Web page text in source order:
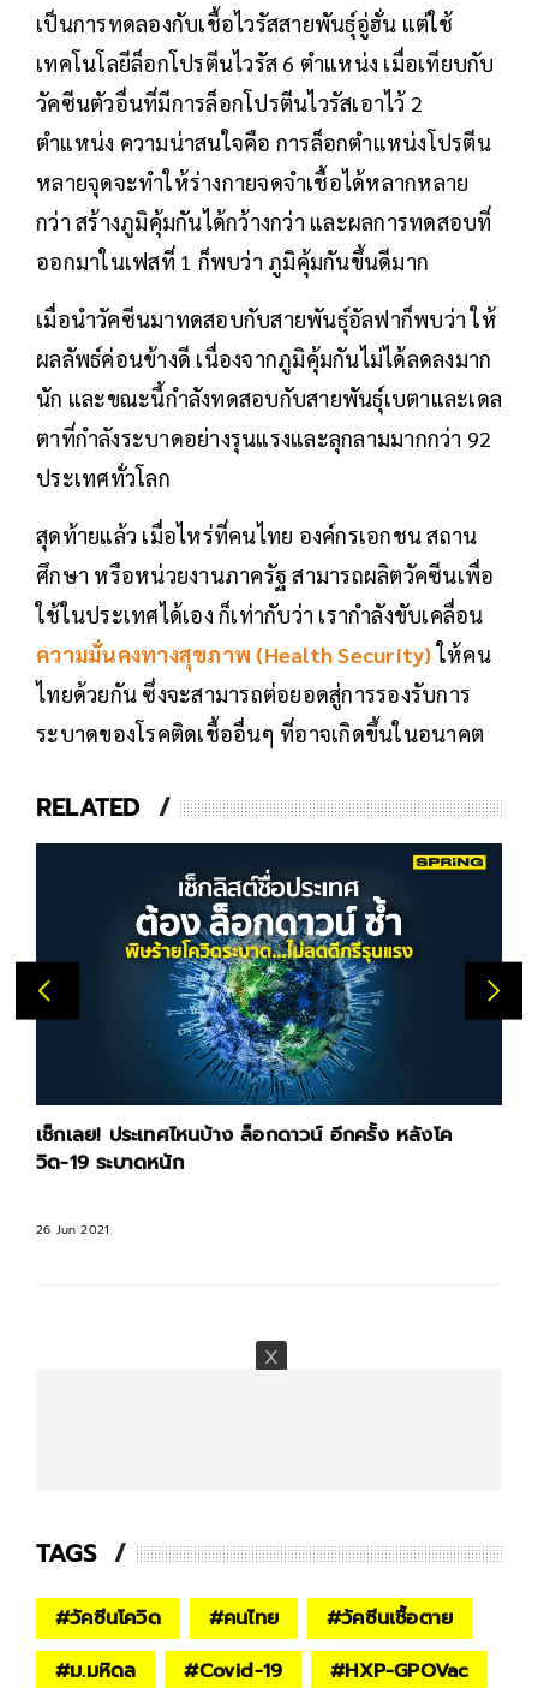
เป็นการทดลองกับเชื้อไวรัสสายพันธุ์อู่ฮั่น แต่ใช้
เทคโนโลยีล็อกโปรตีนไวรัส 6 ตำแหน่ง เมื่อเทียบกับ
วัคซีนตัวอื่นที่มีการล็อกโปรตีนไวรัสเอาไว้ 2
ตำแหน่ง ความน่าสนใจคือ การล็อกตำแหน่งโปรตีน
หลายจุดจะทำให้ร่างกายจดจำเชื้อได้หลากหลาย
กว่า สร้างภูมิคุ้มกันได้กว้างกว่า และผลการทดสอบที่
ออกมาในเฟสที่ 1 ก็พบว่า ภูมิคุ้มกันขึ้นดีมาก
เมื่อนำวัคซีนมาทดสอบกับสายพันธุ์อัลฟาก็พบว่า ให้
ผลลัพธ์ค่อนข้างดี เนื่องจากภูมิคุ้มกันไม่ได้ลดลงมาก
นัก และขณะนี้กำลังทดสอบกับสายพันธุ์เบตาและเดล
ตาที่กำลังระบาดอย่างรุนแรงและลุกลามมากกว่า 92
ประเทศทั่วโลก
สุดท้ายแล้ว เมื่อไหร่ที่คนไทย องค์กรเอกชน สถาน
ศึกษา หรือหน่วยงานภาครัฐ สามารถผลิตวัคซีนเพื่อ
ใช้ในประเทศได้เอง ก็เท่ากับว่า เรากำลังขับเคลื่อน
ความมั่นคงทางสุขภาพ (Health Security)ให้คน
ไทยด้วยกัน ซึ่งจะสามารถต่อยอดสู่การรองรับการ
ระบาดของโรคติดเชื้ออื่นๆ ที่อาจเกิดขึ้นในอนาคต
RELATED
เช็กเลย! ประเทศไหนบ้าง ล็อกดาวน์ อีกครั้ง หลังโค
วิด-19 ระบาดหนัก
26 Jun 2021
TAGS
#วัคซีนโควิด #คนไทย #วัคซีนเชื้อตาย
#ม.มหิดล #Covid-19 #HXP-GPOVac